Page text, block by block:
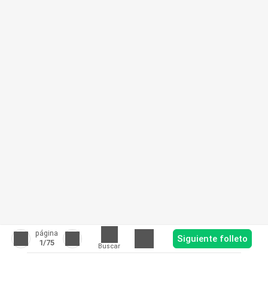
página
1/75 Buscar
Siguiente folleto